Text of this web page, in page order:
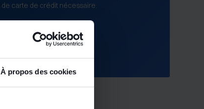
À propos des cookies
de carte de crédit nécessaire.